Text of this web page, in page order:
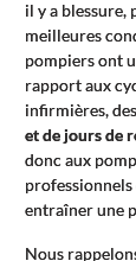
il y a blessure,
meilleures
pompiers ont
rapport aux
infirmières,
et de jours de
donc aux
professionnels
entraîner une
Nous